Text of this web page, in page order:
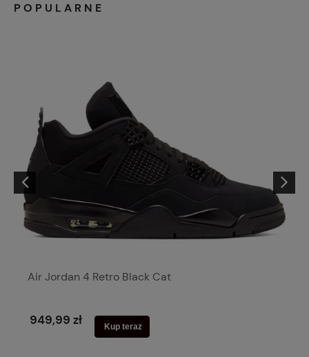
POPULARNE
Air Jordan 4 Retro Black Cat
949,99 zł Kup teraz